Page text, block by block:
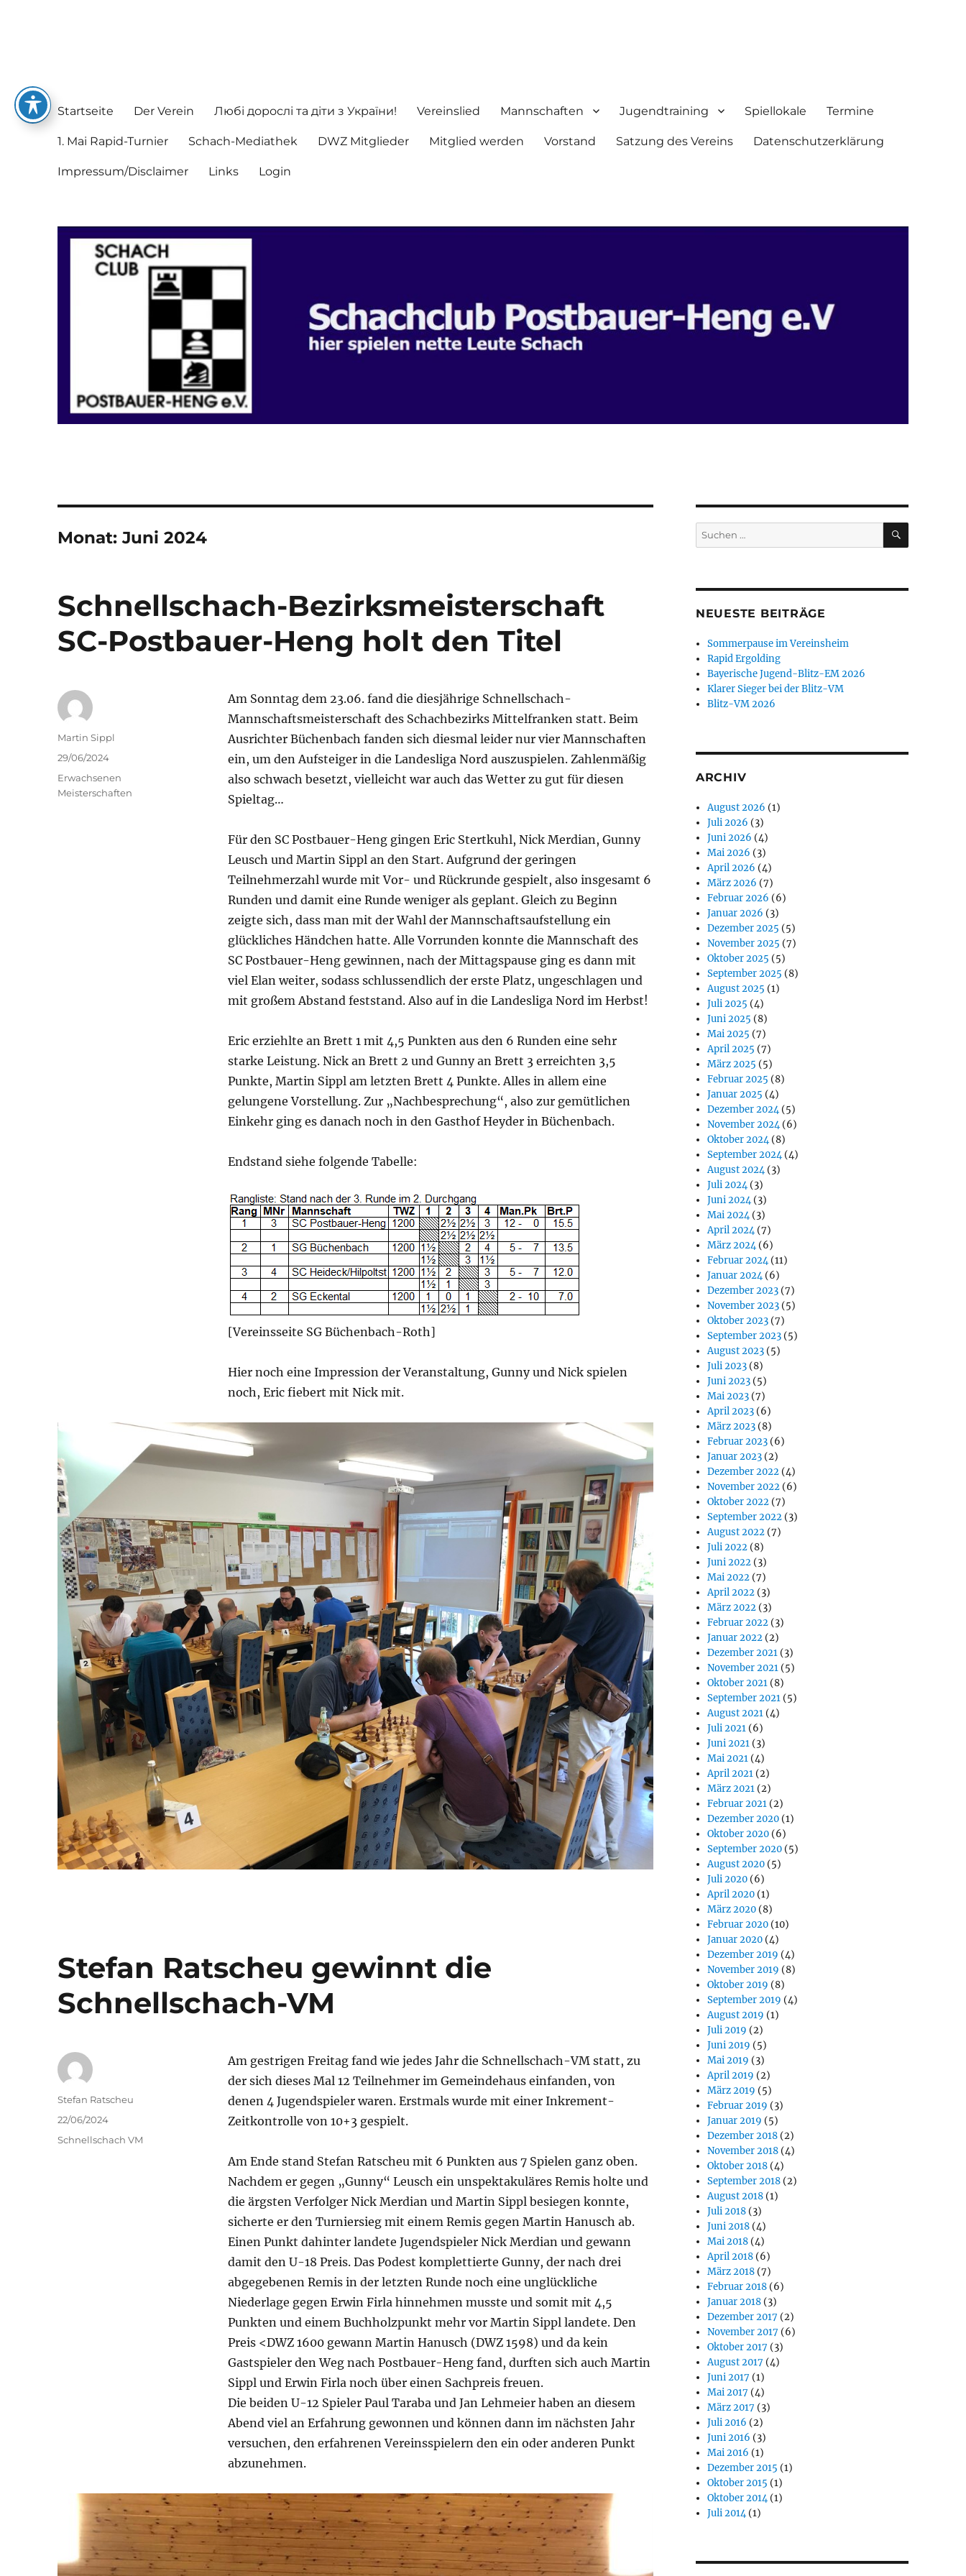
Startseite Der Verein Любі дорослі та діти з України! Vereinslied Mannschaften Jugendtraining Spiellokale Termine
1. Mai Rapid-Turnier Schach-Mediathek DWZ Mitglieder Mitglied werden Vorstand Satzung des Vereins Datenschutzerklärung
Impressum/Disclaimer Links Login
Monat:Juni 2024
Schnellschach-Bezirksmeisterschaft
SC-Postbauer-Heng holt den Titel
Am Sonntag dem 23.06. fand die diesjährige Schnellschach-
Mannschaftsmeisterschaft des Schachbezirks Mittelfranken statt. Beim
Ausrichter Büchenbach fanden sich diesmal leider nur vier Mannschaften
ein, um den Aufsteiger in die Landesliga Nord auszuspielen. Zahlenmäßig
also schwach besetzt, vielleicht war auch das Wetter zu gut für diesen
Spieltag…
Für den SC Postbauer-Heng gingen Eric Stertkuhl, Nick Merdian, Gunny
Leusch und Martin Sippl an den Start. Aufgrund der geringen
Teilnehmerzahl wurde mit Vor- und Rückrunde gespielt, also insgesamt 6
Runden und damit eine Runde weniger als geplant. Gleich zu Beginn
zeigte sich, dass man mit der Wahl der Mannschaftsaufstellung ein
glückliches Händchen hatte. Alle Vorrunden konnte die Mannschaft des
SC Postbauer-Heng gewinnen, nach der Mittagspause ging es dann mit
viel Elan weiter, sodass schlussendlich der erste Platz, ungeschlagen und
mit großem Abstand feststand. Also auf in die Landesliga Nord im Herbst!
Eric erziehlte an Brett 1 mit 4,5 Punkten aus den 6 Runden eine sehr
starke Leistung. Nick an Brett 2 und Gunny an Brett 3 erreichten 3,5
Punkte, Martin Sippl am letzten Brett 4 Punkte. Alles in allem eine
gelungene Vorstellung. Zur „Nachbesprechung“, also zur gemütlichen
Einkehr ging es danach noch in den Gasthof Heyder in Büchenbach.
Endstand siehe folgende Tabelle:
[Vereinsseite SG Büchenbach-Roth]
Hier noch eine Impression der Veranstaltung, Gunny und Nick spielen
noch, Eric fiebert mit Nick mit.
Autor
Martin Sippl
Veröffentlicht
29/06/2024
Kategorien
Erwachsenen
Meisterschaften
Stefan Ratscheu gewinnt die
Schnellschach-VM
Am gestrigen Freitag fand wie jedes Jahr die Schnellschach-VM statt, zu
der sich dieses Mal 12 Teilnehmer im Gemeindehaus einfanden, von
denen 4 Jugendspieler waren. Erstmals wurde mit einer Inkrement-
Zeitkontrolle von 10+3 gespielt.
Am Ende stand Stefan Ratscheu mit 6 Punkten aus 7 Spielen ganz oben.
Nachdem er gegen „Gunny“ Leusch ein unspektakuläres Remis holte und
die ärgsten Verfolger Nick Merdian und Martin Sippl besiegen konnte,
sicherte er den Turniersieg mit einem Remis gegen Martin Hanusch ab.
Einen Punkt dahinter landete Jugendspieler Nick Merdian und gewann
damit den U-18 Preis. Das Podest komplettierte Gunny, der nach drei
abgegebenen Remis in der letzten Runde noch eine unglückliche
Niederlage gegen Erwin Firla hinnehmen musste und somit mit 4,5
Punkten und einem Buchholzpunkt mehr vor Martin Sippl landete. Den
Preis <DWZ 1600 gewann Martin Hanusch (DWZ 1598) und da kein
Gastspieler den Weg nach Postbauer-Heng fand, durften sich auch Martin
Sippl und Erwin Firla noch über einen Sachpreis freuen.
Die beiden U-12 Spieler Paul Taraba und Jan Lehmeier haben an diesem
Abend viel an Erfahrung gewonnen und können dann im nächsten Jahr
versuchen, den erfahrenen Vereinsspielern den ein oder anderen Punkt
abzunehmen.
Autor
Stefan Ratscheu
Veröffentlicht
am
22/06/2024
Kategorien
Schnellschach VM
Suchen
nach:
SUCHEN
NEUESTE BEITRÄGE
Sommerpause im Vereinsheim
Rapid Ergolding
Bayerische Jugend-Blitz-EM 2026
Klarer Sieger bei der Blitz-VM
Blitz-VM 2026
ARCHIV
August 2026 (1)
Juli 2026 (3)
Juni 2026 (4)
Mai 2026 (3)
April 2026 (4)
März 2026 (7)
Februar 2026 (6)
Januar 2026 (3)
Dezember 2025 (5)
November 2025 (7)
Oktober 2025 (5)
September 2025 (8)
August 2025 (1)
Juli 2025 (4)
Juni 2025 (8)
Mai 2025 (7)
April 2025 (7)
März 2025 (5)
Februar 2025 (8)
Januar 2025 (4)
Dezember 2024(5)
November 2024(6)
Oktober 2024(8)
September 2024(4)
August 2024(3)
Juli 2024(3)
Juni 2024(3)
Mai 2024(3)
April 2024(7)
März 2024(6)
Februar 2024(11)
Januar 2024(6)
Dezember 2023 (7)
November 2023 (5)
Oktober 2023 (7)
September 2023 (5)
August 2023 (5)
Juli 2023 (8)
Juni 2023 (5)
Mai 2023 (7)
April 2023 (6)
März 2023 (8)
Februar 2023 (6)
Januar 2023 (2)
Dezember 2022 (4)
November 2022 (6)
Oktober 2022 (7)
September 2022 (3)
August 2022 (7)
Juli 2022 (8)
Juni 2022 (3)
Mai 2022 (7)
April 2022 (3)
März 2022 (3)
Februar 2022 (3)
Januar 2022 (2)
Dezember 2021 (3)
November 2021 (5)
Oktober 2021 (8)
September 2021 (5)
August 2021 (4)
Juli 2021 (6)
Juni 2021 (3)
Mai 2021 (4)
April 2021 (2)
März 2021 (2)
Februar 2021 (2)
Dezember 2020 (1)
Oktober 2020 (6)
September 2020 (5)
August 2020 (5)
Juli 2020 (6)
April 2020 (1)
März 2020 (8)
Februar 2020 (10)
Januar 2020 (4)
Dezember 2019 (4)
November 2019 (8)
Oktober 2019 (8)
September 2019 (4)
August 2019 (1)
Juli 2019 (2)
Juni 2019 (5)
Mai 2019 (3)
April 2019 (2)
März 2019 (5)
Februar 2019 (3)
Januar 2019 (5)
Dezember 2018 (2)
November 2018 (4)
Oktober 2018 (4)
September 2018 (2)
August 2018 (1)
Juli 2018 (3)
Juni 2018 (4)
Mai 2018 (4)
April 2018 (6)
März 2018 (7)
Februar 2018 (6)
Januar 2018 (3)
Dezember 2017 (2)
November 2017 (6)
Oktober 2017 (3)
August 2017 (4)
Juni 2017 (1)
Mai 2017 (4)
März 2017 (3)
Juli 2016 (2)
Juni 2016 (3)
Mai 2016 (1)
Dezember 2015 (1)
Oktober 2015 (1)
Oktober 2014(1)
Juli 2014(1)